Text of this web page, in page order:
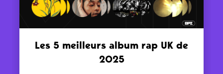
Les 5 meilleurs album rap UK de
2025